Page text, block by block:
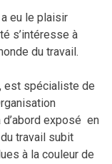
eu le plaisir
s’intéresse à
du travail.
est spécialiste de
d’abord exposé en
travail subit
à la couleur de